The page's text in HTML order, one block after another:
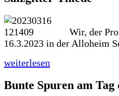
Wir, der
16.3.2023 in der Alloheim
weiterlesen
Bunte Spuren am